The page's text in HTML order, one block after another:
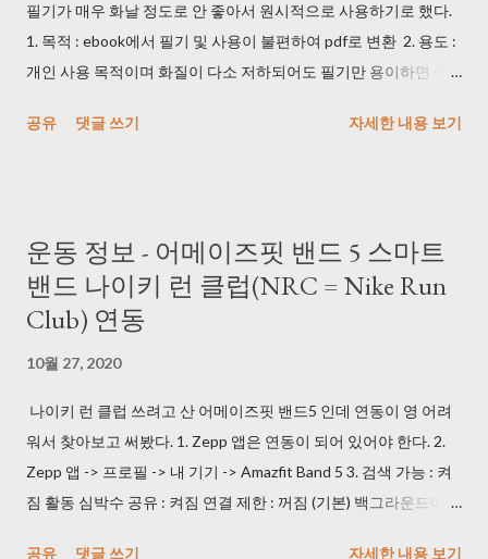
필기가 매우 화날 정도로 안 좋아서 원시적으로 사용하기로 했다.
1. 목적 : ebook에서 필기 및 사용이 불편하여 pdf로 변환 2. 용도 :
개인 사용 목적이며 화질이 다소 저하되어도 필기만 용이하면 상
문에 프로그램으로는 촬영이 안 되는 것을 확인했다. (사실 개인 사
상이 있긴 해도 괜찮았다. (2) AutoClick.exe
> http://bestsoftwarecenter.blogspot.com/2011/02/autoclick-
22.html 이 걸로 잘 사용했다. 3초마다 한 번 클릭하도록 사용했다.
Video to JPG Converter >
https://www.dvdvideosoft.com/products/dvd/Free-Video-to-
JPG-Converter.htm (240826: 다운로드 시 정상적으로 되지 않아
서 URL 수정) 일 하면서 듀얼 모니터에 켜 놨는데 속도가 괜찮았다.
* Every frame 으로 사용해야 한다. 4) 중복 사진 제거해주는 프로
공유 댓글 쓰기 자세한 내용 보기
운동 정보 - 어메이즈핏 밴드 5 스마트
밴드 나이키 런 클럽(NRC = Nike Run
Club) 연동
10월 27, 2020
나이키 런 클럽 쓰려고 산 어메이즈핏 밴드5 인데 연동이 영 어려
워서 찾아보고 써봤다. 1. Zepp 앱은 연동이 되어 있어야 한다. 2.
Zepp 앱 -> 프로필 -> 내 기기 -> Amazfit Band 5 3. 검색 가능 : 켜
짐 활동 심박수 공유 : 켜짐 연결 제한 : 꺼짐 (기본) 백그라운드에서
공유 댓글 쓰기 자세한 내용 보기